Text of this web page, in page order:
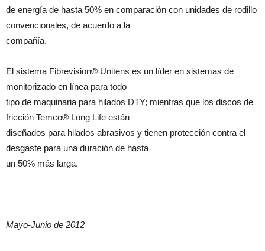
de energía de hasta 50% en comparación con unidades de rodillo
convencionales, de acuerdo a la
compañía.
El sistema Fibrevision® Unitens es un líder en sistemas de
monitorizado en línea para todo
tipo de maquinaria para hilados DTY; mientras que los discos de
fricción Temco® Long Life están
diseñados para hilados abrasivos y tienen protección contra el
desgaste para una duración de hasta
un 50% más larga.
Mayo-Junio de 2012